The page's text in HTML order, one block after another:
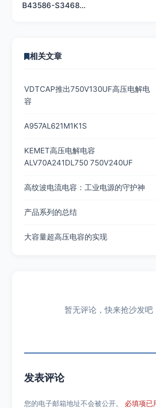
B43586-S3468…
相关文章
VDTCAP推出750V130UF高压电解电
容
A957AL621M1K1S
KEMET高压电解电容
ALV70A241DL750 750V240UF
高纹波电流电容：工业电源的守护神
产品系列的总结
大容量超高压电容的实现
暂无评论，快来抢沙发吧
发表评论
您的电子邮箱地址不会被公开。 必填项已